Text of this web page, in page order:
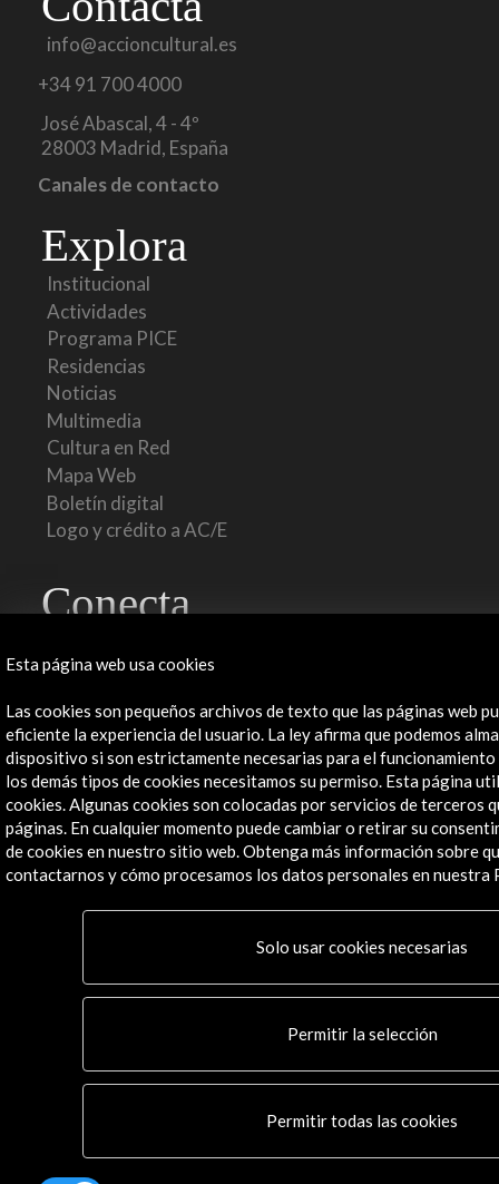
info@accioncultural.es
+34 91 700 4000
José Abascal, 4 - 4º
28003 Madrid, España
Canales de contacto
Explora
Institucional
Actividades
Programa PICE
Residencias
Noticias
Multimedia
Cultura en Red
Mapa Web
Boletín digital
Logo y crédito a AC/E
Conecta
Instagram
Facebook
Youtube
Spotify
Flickr
TikTok
© Acción Cultural Española (AC/E) /
Privacidad y de Cookies
Esta página web usa cookies
Las cookies son pequeños archivos de texto que las páginas web
eficiente la experiencia del usuario. La ley afirma que podemos
dispositivo si son estrictamente necesarias para el
los demás tipos de cookies necesitamos su permiso. Esta página
cookies. Algunas cookies son colocadas por servicios de terceros
páginas. En cualquier momento puede cambiar o retirar su
de cookies en nuestro sitio web. Obtenga más información sobre
contactarnos y cómo procesamos los datos personales en nuestra
Solo usar cookies necesarias
Permitir la selección
Permitir todas las cookies